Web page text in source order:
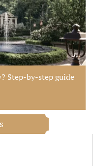
Step-by-step guide